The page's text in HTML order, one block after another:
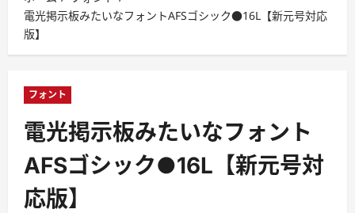
メ
ニ
ュ
ー
電光掲示板みたいなフォントAFSゴシック●16L【新元号対応
版】
フォント
電光掲示板みたいなフォント
AFSゴシック●16L【新元号対
応版】